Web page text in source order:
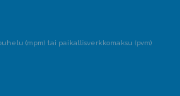
(mpm) tai paikallisverkkomaksu (pvm)